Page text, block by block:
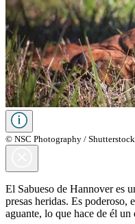
© NSC Photography / Shutterstock
El Sabueso de Hannover es
presas heridas. Es poderoso,
aguante, lo que hace de él